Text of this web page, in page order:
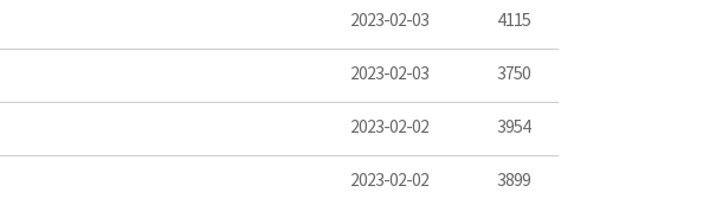
2023-02-03 4115
2023-02-03 3750
2023-02-02 3954
2023-02-02 3899